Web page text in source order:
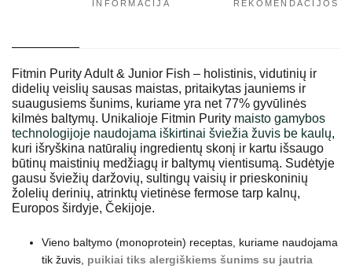
INFORMACIJA REKOMENDACIJOS
Fitmin Purity Adult & Junior Fish – holistinis, vidutinių ir
didelių veislių sausas maistas, pritaikytas jauniems ir
suaugusiems šunims, kuriame yra net 77% gyvūlinės
kilmės baltymų. Unikalioje Fitmin Purity maisto gamybos
technologijoje naudojama iškirtinai šviežia žuvis be kaulų,
kuri išryškina natūralių ingredientų skonį ir kartu išsaugo
būtinų maistinių medžiagų ir baltymų vientisumą. Sudėtyje
gausu šviežių daržovių, sultingų vaisių ir prieskoninių
žolelių derinių, atrinktų vietinėse fermose tarp kalnų,
Europos širdyje, Čekijoje.
Vieno baltymo (monoprotein) receptas, kuriame naudojama
tik žuvis, puikiai tiks alergiškiems šunims su jautria